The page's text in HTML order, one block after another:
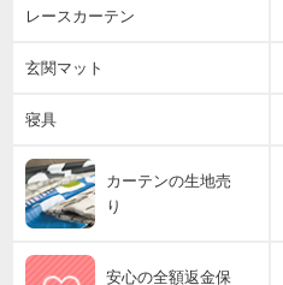
レースカーテン
玄関マット
寝具
カーテンの生地売
り
安心の全額返金保